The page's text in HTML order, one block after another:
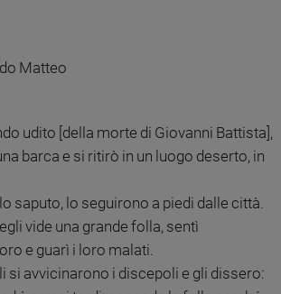
Matteo
udito [della morte di Giovanni Battista],
barca e si ritirò in un luogo deserto, in
saputo, lo seguirono a piedi dalle città.
vide una grande folla, sentì
e guarì i loro malati.
si avvicinarono i discepoli e gli dissero: